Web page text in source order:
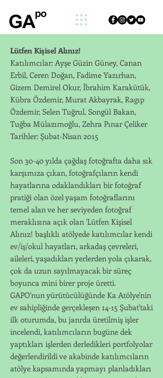
Lütfen Kişisel Alınız!
Katılımcılar: Ayşe Güzin Güney, Canan
Erbil, Ceren Doğan, Fadime Yazırhan,
Gizem Demirel Okur, İbrahim Karakütük,
Kübra Özdemir, Murat Akbayrak, Ragıp
Özdemir, Selen Tuğrul, Songül Bakan,
Tuğba Mülazımoğlu, Zehra Pınar Çeliker
Tarihler: Şubat-Nisan 2015
Son 30-40 yılda çağdaş fotoğrafta daha sık
karşımıza çıkan, fotoğrafçıların kendi
hayatlarına odaklandıkları bir fotoğraf
pratiği olan özel yaşam fotoğraflarını
temel alan ve her seviyeden fotoğraf
meraklısına açık olan 'Lütfen Kişisel
Alınız! başlıklı atölyede katılımcılar kendi
ev/iş/okul hayatları, arkadaş çevreleri,
aileleri, yaşadıkları yerlerden yola çıkarak,
çok da uzun sayılmayacak bir süreç
boyunca mini birer proje üretti.
GAPO'nun yürütücülüğünde Ka Atölye'nin
ev sahipliğinde gerçekleşen 14-15 Şubat'taki
ilk oturumda, bu janrda üretilmiş işler
incelendi, katılımcıların bugüne dek
yaptıkları işlerden derledikleri portfolyolar
değerlendirildi ve akabinde katılımcıların
atölye kapsamında yapmayı planladıkları